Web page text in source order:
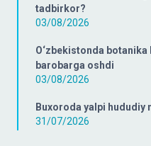
tadbirkor?
03/08/2026
O‘zbekistonda
barobarga oshdi
03/08/2026
Buxoroda yalpi hududiy
31/07/2026